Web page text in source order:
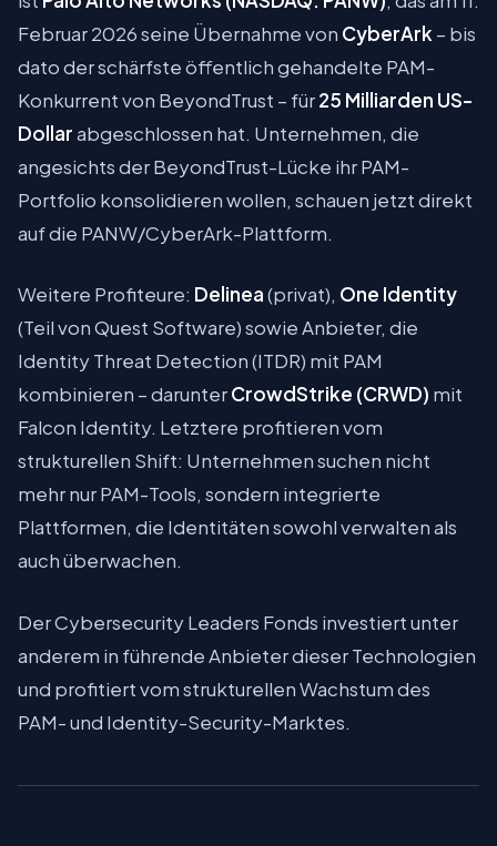
Februar 2026 seine Übernahme von CyberArk – bis
dato der schärfste öffentlich gehandelte PAM-
Konkurrent von BeyondTrust – für25 Milliarden US-
Dollarabgeschlossen hat. Unternehmen, die
angesichts der BeyondTrust-Lücke ihr PAM-
Portfolio konsolidieren wollen, schauen jetzt direkt
auf die PANW/CyberArk-Plattform.
Weitere Profiteure: Delinea(privat), One Identity
(Teil von Quest Software) sowie Anbieter, die
Identity Threat Detection (ITDR) mit PAM
kombinieren – darunterCrowdStrike (CRWD) mit
Falcon Identity. Letztere profitieren vom
strukturellen Shift: Unternehmen suchen nicht
mehr nur PAM-Tools, sondern integrierte
Plattformen, die Identitäten sowohl verwalten als
auch überwachen.
Der Cybersecurity Leaders Fonds investiert unter
anderem in führende Anbieter dieser Technologien
und profitiert vom strukturellen Wachstum des
PAM- und Identity-Security-Marktes.